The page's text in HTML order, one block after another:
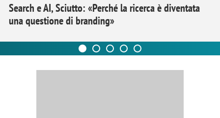
Search e AI, Sciutto: «Perché la ricerca è diventata
una questione di branding»